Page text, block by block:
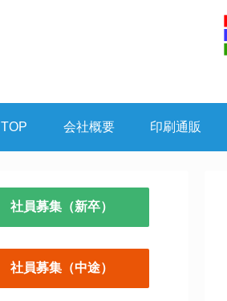
TOP 会社概要 印刷通販
社員募集（新卒）
社員募集（中途）